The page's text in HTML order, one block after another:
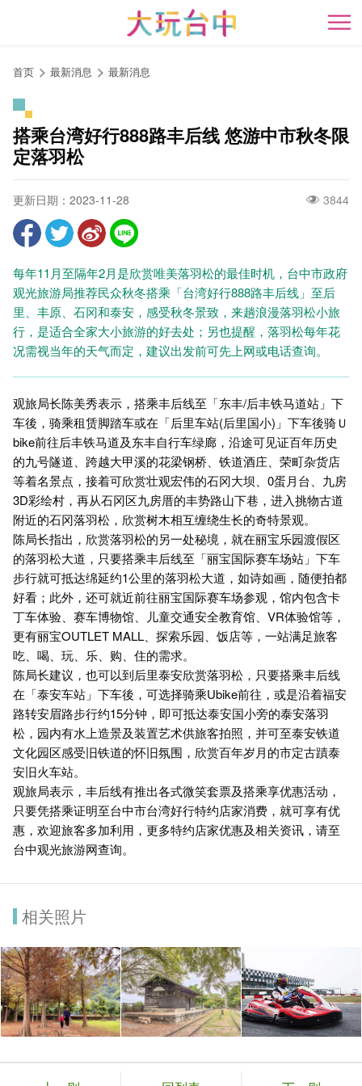
开
首页 最新消息 最新消息
搭乘台湾好行888路丰后线 悠游中市秋冬限
定落羽松
更新日期：2023-11-28 3844
每年11月至隔年2月是欣赏唯美落羽松的最佳时机，台中市政府
观光旅游局推荐民众秋冬搭乘「台湾好行888路丰后线」至后
里、丰原、石冈和泰安，感受秋冬景致，来趟浪漫落羽松小旅
行，是适合全家大小旅游的好去处；另也提醒，落羽松每年花
况需视当年的天气而定，建议出发前可先上网或电话查询。
观旅局长陈美秀表示，搭乘丰后线至「东丰/后丰铁马道站」下
车後，骑乘租赁脚踏车或在「后里车站(后里国小)」下车後骑Ｕ
bike前往后丰铁马道及东丰自行车绿廊，沿途可见证百年历史
的九号隧道、跨越大甲溪的花梁钢桥、铁道酒庄、荣町杂货店
等着名景点，接着可欣赏壮观宏伟的石冈大坝、0蛋月台、九房
3D彩绘村，再从石冈区九房厝的丰势路山下巷，进入挑物古道
附近的石冈落羽松，欣赏树木相互缠绕生长的奇特景观。
陈局长指出，欣赏落羽松的另一处秘境，就在丽宝乐园渡假区
的落羽松大道，只要搭乘丰后线至「丽宝国际赛车场站」下车
步行就可抵达绵延约1公里的落羽松大道，如诗如画，随便拍都
好看；此外，还可就近前往丽宝国际赛车场参观，馆内包含卡
丁车体验、赛车博物馆、儿童交通安全教育馆、VR体验馆等，
更有丽宝OUTLET MALL、探索乐园、饭店等，一站满足旅客
吃、喝、玩、乐、购、住的需求。
陈局长建议，也可以到后里泰安欣赏落羽松，只要搭乘丰后线
在「泰安车站」下车後，可选择骑乘Ubike前往，或是沿着福安
路转安眉路步行约15分钟，即可抵达泰安国小旁的泰安落羽
松，园内有水上造景及装置艺术供旅客拍照，并可至泰安铁道
文化园区感受旧铁道的怀旧氛围，欣赏百年岁月的市定古蹟泰
安旧火车站。
观旅局表示，丰后线有推出各式微笑套票及搭乘享优惠活动，
只要凭搭乘证明至台中市台湾好行特约店家消费，就可享有优
惠，欢迎旅客多加利用，更多特约店家优惠及相关资讯，请至
台中观光旅游网查询。
相关照片